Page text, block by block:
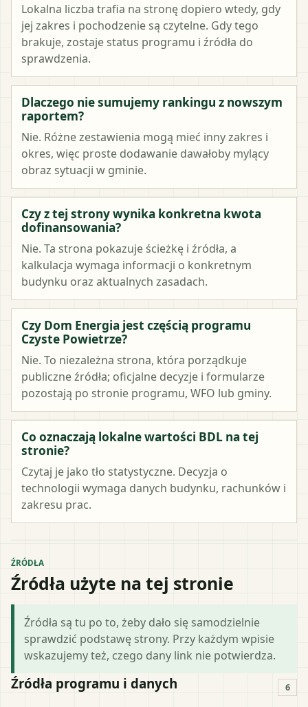
Lokalna liczba trafia na stronę dopiero wtedy, gdy
jej zakres i pochodzenie są czytelne. Gdy tego
brakuje, zostaje status programu i źródła do
sprawdzenia.
Dlaczego nie sumujemy rankingu z nowszym
raportem?
Nie. Różne zestawienia mogą mieć inny zakres i
okres, więc proste dodawanie dawałoby mylący
obraz sytuacji w gminie.
Czy z tej strony wynika konkretna kwota
dofinansowania?
Nie. Ta strona pokazuje ścieżkę i źródła, a
kalkulacja wymaga informacji o konkretnym
budynku oraz aktualnych zasadach.
Czy Dom Energia jest częścią programu
Czyste Powietrze?
Nie. To niezależna strona, która porządkuje
publiczne źródła; oficjalne decyzje i formularze
pozostają po stronie programu, WFO lub gminy.
Co oznaczają lokalne wartości BDL na tej
stronie?
Czytaj je jako tło statystyczne. Decyzja o
technologii wymaga danych budynku, rachunków i
zakresu prac.
ŹRÓDŁA
Źródła użyte na tej stronie
Źródła są tu po to, żeby dało się samodzielnie
sprawdzić podstawę strony. Przy każdym wpisie
wskazujemy też, czego dany link nie potwierdza.
Źródła programu i danych 6